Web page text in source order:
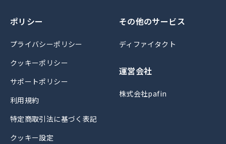
ポリシー
プライバシーポリシー
クッキーポリシー
サポートポリシー
利用規約
特定商取引法に基づく表記
クッキー設定
その他のサービス
ディファイタクト
運営会社
株式会社pafin